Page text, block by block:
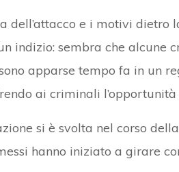
dell’attacco e i motivi dietro
indizio: sembra che alcune
apparse tempo fa in un
ai criminali
si è svolta nel corso
hanno iniziato a girare